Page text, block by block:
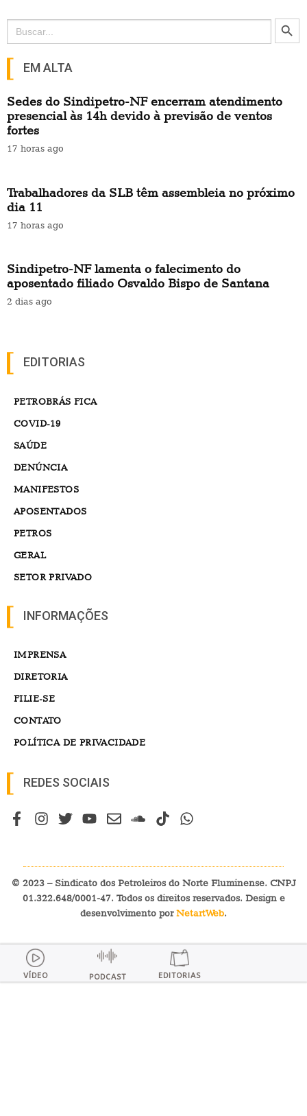
Search
for:
Search Button
EM ALTA
Sedes do Sindipetro-NF encerram atendimento
presencial às 14h devido à previsão de ventos
fortes
17 horas ago
Trabalhadores da SLB têm assembleia no próximo
dia 11
17 horas ago
Sindipetro-NF lamenta o falecimento do
aposentado filiado Osvaldo Bispo de Santana
2 dias ago
EDITORIAS
PETROBRÁS FICA
COVID-19
SAÚDE
DENÚNCIA
MANIFESTOS
APOSENTADOS
PETROS
GERAL
SETOR PRIVADO
INFORMAÇÕES
IMPRENSA
DIRETORIA
FILIE-SE
CONTATO
POLÍTICA DE PRIVACIDADE
REDES SOCIAIS
© 2023 – Sindicato dos Petroleiros do Norte Fluminense. CNPJ
01.322.648/0001-47. Todos os direitos reservados. Design e
desenvolvimento porNetartWeb.
VÍDEO PODCAST EDITORIAS